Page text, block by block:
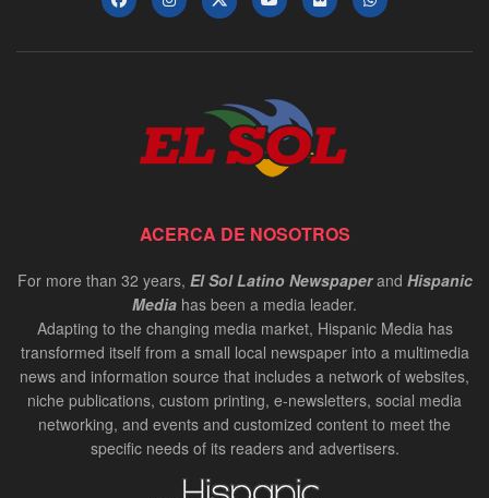
ACERCA DE NOSOTROS
For more than 32 years, El Sol Latino Newspaperand Hispanic
Media has been a media leader.
Adapting to the changing media market, Hispanic Media has
transformed itself from a small local newspaper into a multimedia
news and information source that includes a network of websites,
niche publications, custom printing, e-newsletters, social media
networking, and events and customized content to meet the
specific needs of its readers and advertisers.